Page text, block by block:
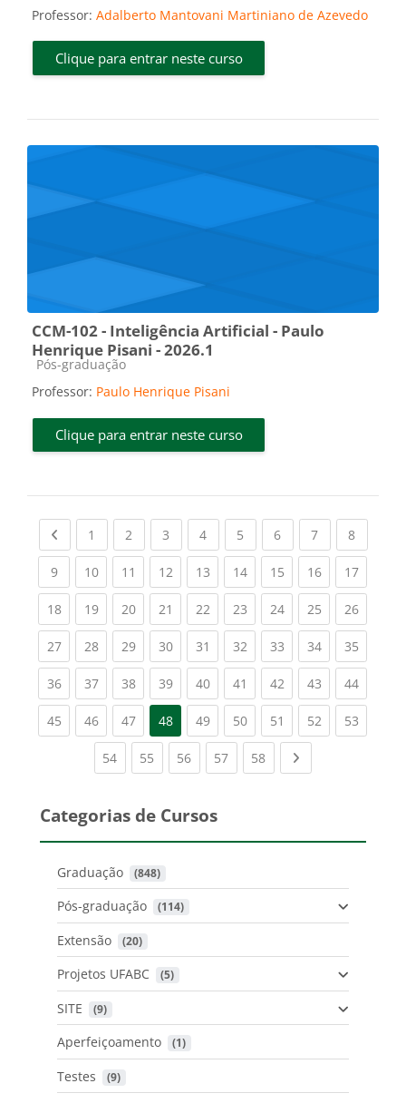
Professor: Adalberto Mantovani Martiniano de Azevedo
Clique para entrar neste curso
CCM-102 - Inteligência Artificial - Paulo
Henrique Pisani - 2026.1
Categoria do curso
Pós-graduação
Professor: Paulo Henrique Pisani
Clique para entrar neste curso
Previous page
1 (current)
2 (current)
3 (current)
4(current)
5 (current)
6(current)
7(current)
8(current)
9(current)
10(current)
11 (current)
12(current)
13(current)
14(current)
15(current)
16(current)
17
18(current)
19(current)
20(current)
21 (current)
22(current)
23(current)
24(current)
25(current)
26
27(current)
28(current)
29(current)
30(current)
31 (current)
32(current)
33(current)
34(current)
35
36(current)
37(current)
38(current)
39(current)
40(current)
41 (current)
42(current)
43(current)
44
45(current)
46(current)
47(current)
48 49(current)
50(current)
51 (current)
52(current)
53
54(current)
55 (current)
56(current)
57(current)
58(current)Next page
Categorias de Cursos
Graduação (848)
Pós-graduação (114)
Extensão (20)
Projetos UFABC (5)
SITE (9)
Aperfeiçoamento (1)
Testes (9)